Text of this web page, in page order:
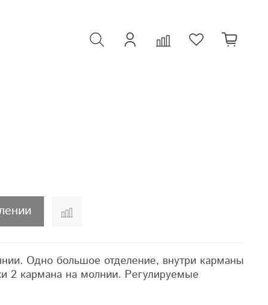
Одно большое отделение, внутри карманы
2 кармана на молнии. Регулируемые